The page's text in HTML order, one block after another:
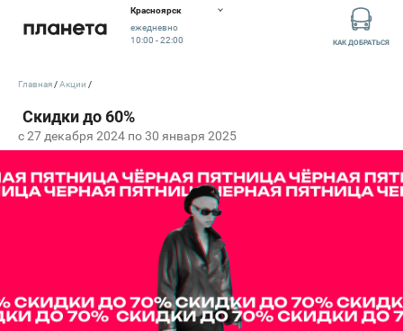
Красноярск
ежедневно
10:00 - 22:00
КАК ДОБРАТЬСЯ
c 27 декабря 2024 по 30 января 2025
Главная Акции